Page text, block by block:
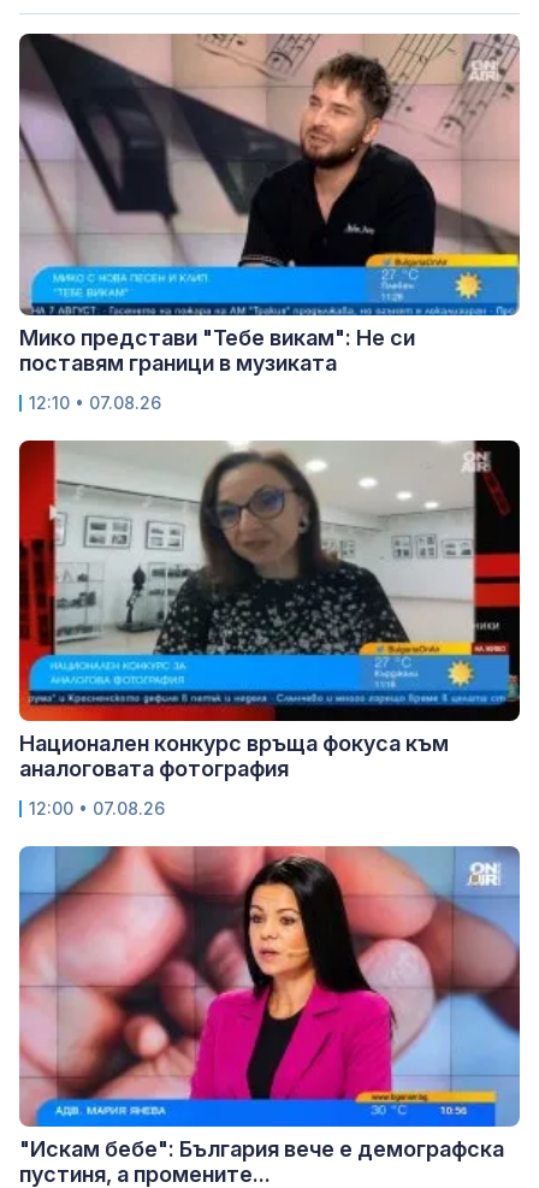
Мико представи "Тебе викам": Не си
поставям граници в музиката
12:10 • 07.08.26
Национален конкурс връща фокуса към
аналоговата фотография
12:00 • 07.08.26
"Искам бебе": България вече е демографска
пустиня, а промените...